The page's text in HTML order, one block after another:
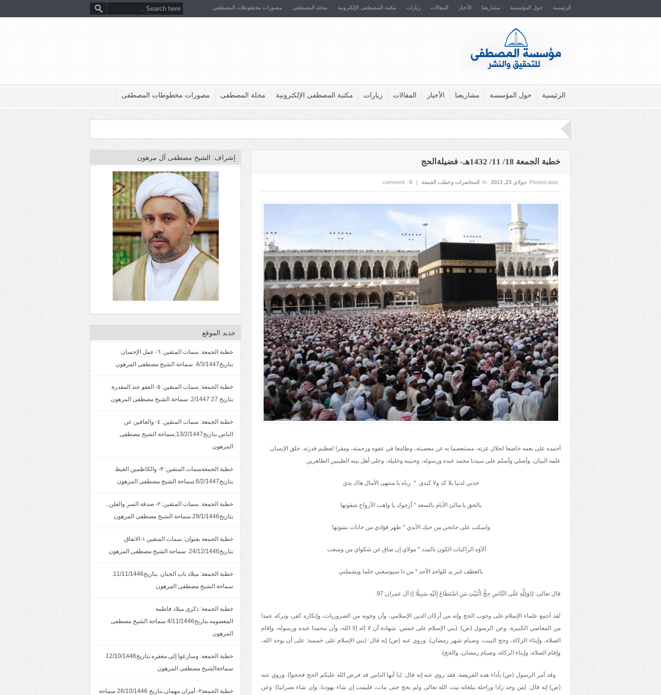
الرئيسية حول المؤسسة مشاريعنا الأخبار المقالات زيارات مكتبة المصطفى الإلكترونية مجلة المصطفى مصورات مخطوطات المصطفى
الرئيسية حول المؤسسة مشاريعنا الأخبار المقالات زيارات مكتبة المصطفى الإلكترونية مجلة المصطفى مصورات مخطوطات المصطفى
خطبة الجمعة 18/ 11/ 1432هـ- فضيلةالحج
Posted date: جولای 23, 2013 In: المحاضرات وخطب الجمعة |
comment : 0
أحمده على نعمه خاضعا لجلال عزته، مستعصما به عن معصيته، وطامعا في عفوه ورحمته، ومقرا لعظيم قدرته، خلق الإنسان
علمه البيان، وأصلي وأسلم على سيدنا محمد عبده ورسوله، وحبيبه وخليله، وعلى أهل بيته الطيبين الطاهرين.
خذني لدنيا بلا كد ولا كبدي * رباه يا منتهى الآمال هاك يدي
بالحق يا مالئ الأيام بالسعد * أرجوك يا واهب الأرواح شقوتها
واسكب على جانحي من حبك الأبدي * طهر فؤادي من حانات نشوتها
آلآؤه الزاكيات الكون بالمدد * مولاي إن ضاق عن شكواي من وسعت
بالعطف غير يد للواحد الأحد * من ذا سيوسعني حلما ويشملني
قال تعالى: ((وَلِلَّهِ عَلَى النَّاسِ حِجُّ الْبَيْتِ مَنِ اسْتَطَاعَ إِلَيْهِ سَبِيلًا )) آل عمران:97.
لقد أجمع علماء الإسلام على وجوب الحج وإنه من أركان الدين الإسلامي، وأن وجوبه من الضروريات، وإنكاره كفر، وتركه عمدا
من المعاصي الكبيرة، وعن الرسول (ص): (بني الإسلام على خمس: شهادة أن لا إله إلا الله، وأن محمدا عبده ورسوله، وإقام
الصلاة، وإيتاء الزكاة، وحج البيت، وصيام شهر رمضان). وروي عنه (ص) إنه قال: (بني الإسلام على خمسة: على أن يوحد الله،
وإقام الصلاة، وإيتاء الزكاة، وصيام رمضان، والحج).
وقد أمر الرسول (ص) بأداء هذه الفريضة، فقد روي عنه إنه قال: (يا أيها الناس قد فرض الله عليكم الحج فحجوا). وروي عنه
(ص) إنه قال: (من وجد زادا وراحلة يبلغانه بيت الله تعالى ولم يحج حتى مات، فليمت إن شاء يهوديا، وإن شاء نصرانيا). وعن
إشراف: الشيخ مصطفى آل مرهون
جديد الموقع
خطبة الجمعة: سمات المتقين: ٦- عمل الإحسان
بتاريخ4/3/1447. سماحة الشيخ مصطفى المرهون
خطبة الجمعة: سمات المتقين: ٥- العفو عند المقدرة.
بتاريخ 27 2/1447. سماحة الشيخ مصطفى المرهون
خطبة الجمعة: سمات المتقين: ٤- والعافين عن
الناس.بتاريخ13/2/1447,سماحة الشيخ مصطفى
المرهون
خطبة الجمعةسمات المتقين: ٣- والكاظمين الغيظ.
بتاريخ6/2/1447.سماحة الشيخ مصطفى المرهون
خطبة الجمعة: سمات المتقين: ٢- صدقة السر والعلن..
بتاريخ29/1/1446.سماحة الشيخ مصطفى المرهون
خطبة الجمعة بعنوان: سمات المتقين ١-الانفاق.
بتاريخ24/12/1446. سماحة الشيخ مصطفى المرهون
خطبة الجمعة: ميلاد باب الجنان .بتاريخ11/11/1446.
سماحة الشيخ مصطفى المرهون
خطبة الجمعة: ذكرى ميلاد فاطمة
المعصومه.بتاريخ4/11/1446 سماحة الشيخ مصطفى
المرهون
خطبة الجمعه: وسارعوا إلى مغفره.بتاريخ12/10/1446
سماحةالشيخ مصطفى المرهون
خطبة الجمعة٢- أمران مهمان.بتاريخ 26/10/1446 سماحة